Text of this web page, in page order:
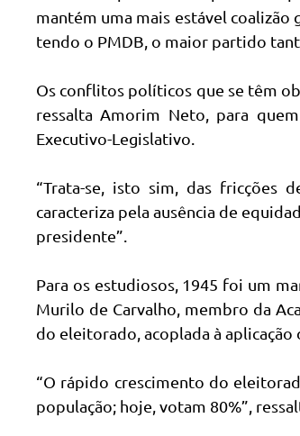
mantém uma mais estável
tendo o PMDB, o maior partido
Os conflitos políticos que se têm
ressalta Amorim Neto, para
Executivo-Legislativo.
“Trata-se, isto sim, das fricções
caracteriza pela ausência de
presidente”.
Para os estudiosos, 1945 foi um
Murilo de Carvalho, membro da
do eleitorado, acoplada à
“O rápido crescimento do
população; hoje, votam 80%”,